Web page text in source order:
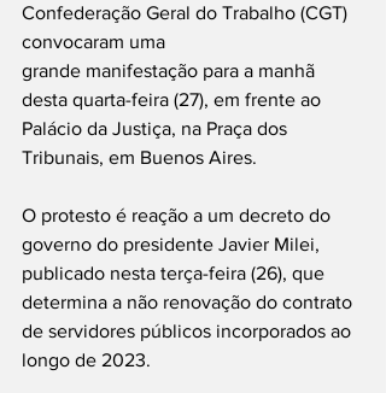
Confederação Geral do Trabalho (CGT)
convocaram uma
grande manifestação para a manhã
desta quarta-feira (27), em frente ao
Palácio da Justiça, na Praça dos
Tribunais, em Buenos Aires.
O protesto é reação a um decreto do
governo do presidente Javier Milei,
publicado nesta terça-feira (26), que
determina a não renovação do contrato
de servidores públicos incorporados ao
longo de 2023.